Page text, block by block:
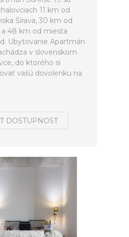
11 km od
Šírava, 30 km od
48 km od miesta
Ubytovanie Apartmán
v slovenskom
do ktorého si
vašú dovolenku na
DOSTUPNOSŤ